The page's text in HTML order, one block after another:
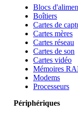
Blocs
Boîtiers
Cartes de
Cartes mères
Cartes réseau
Cartes de son
Cartes vidéo
Mémoires
Modems
Processeurs
Périphériques